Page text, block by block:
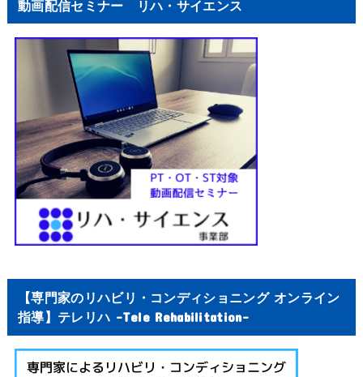
動画配信セミナー リハ・サイエンス
【専門家のリハビリ・コンディショニング オンライン
指導】テレリハ -Tele Rehabilitation-